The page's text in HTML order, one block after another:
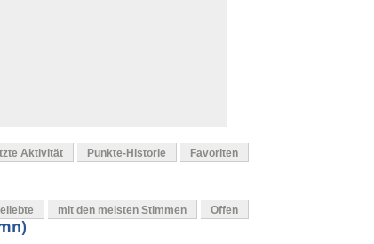
Aktivität Punkte-Historie Favoriten
mit den meisten Stimmen Offen